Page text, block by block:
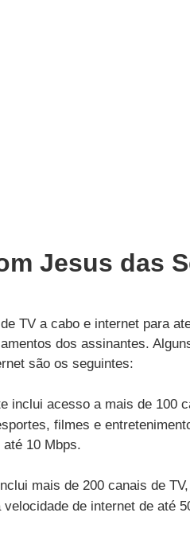
Jesus das
TV a cabo e internet para
dos assinantes.
são os seguintes:
inclui acesso a mais de 100
filmes e
10 Mbps.
mais de 200 canais de
de internet de até